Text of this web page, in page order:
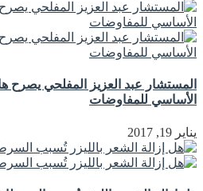
المستشار عبد العزيز المفلحي يصرح
الأساسي للمفاوضات
يناير 19, 2017